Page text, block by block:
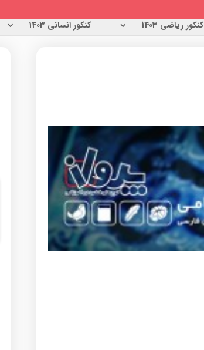
کنکور ریاضی 1403 کنکور انسانی 1403